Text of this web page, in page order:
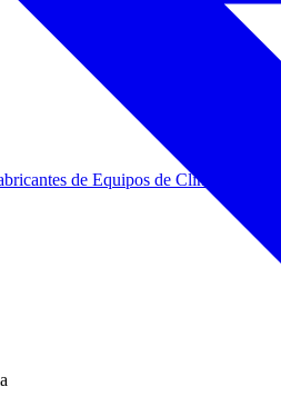
de Equipos de Climatización